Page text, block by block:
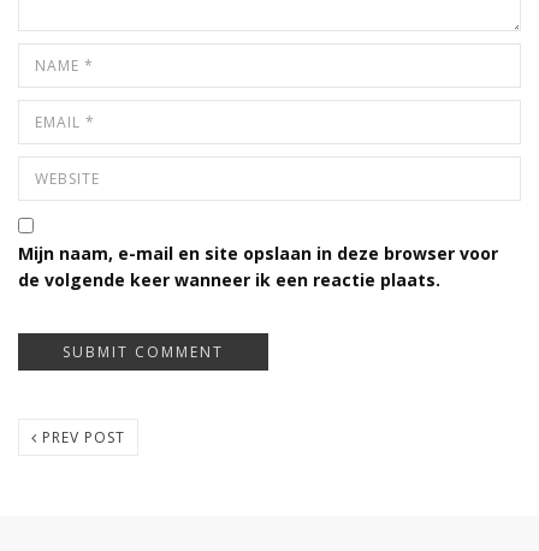
Mijn naam, e-mail en site opslaan in deze browser voor
de volgende keer wanneer ik een reactie plaats.
PREV POST